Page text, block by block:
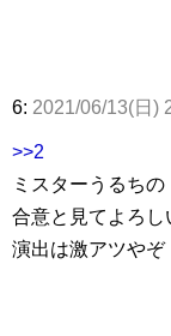
6: 2021/06/13(日)
>>2
ミスターうるちの
合意と見てよろし
演出は激アツやぞ